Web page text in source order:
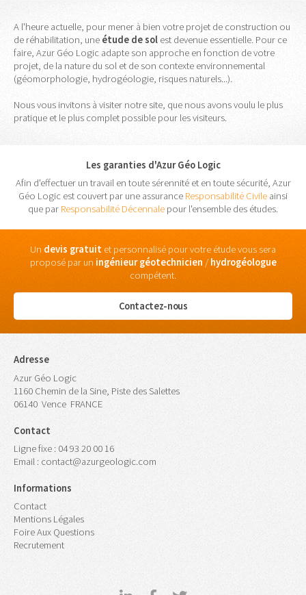
A l'heure actuelle, pour mener à bien votre projet de construction ou
de réhabilitation, une étude desol est devenue essentielle. Pour ce
faire, Azur Géo Logic adapte son approche en fonction de votre
projet, de la nature du sol et de son contexte environnemental
(géomorphologie, hydrogéologie, risques naturels...).
Nous vous invitons à visiter notre site, que nous avons voulu le plus
pratique et le plus complet possible pour les visiteurs.
Les garanties d'Azur Géo Logic
Afin d'effectuer un travail en toute sérennité et en toute sécurité, Azur
Géo Logic est couvert par une assurance Responsabilité Civile ainsi
que par Responsabilité Décennale pour l'ensemble des études.
Un devis gratuit et personnalisé pour votre étude vous sera
proposé par un ingénieur géotechnicien / hydrogéologue
compétent.
Contactez-nous
Adresse
Azur Géo Logic
1160 Chemin de la Sine, Piste des Salettes
06140 Vence FRANCE
Contact
Ligne fixe : 04 93 20 00 16
Email : contact@azurgeologic.com
Informations
Contact
Mentions Légales
Foire Aux Questions
Recrutement